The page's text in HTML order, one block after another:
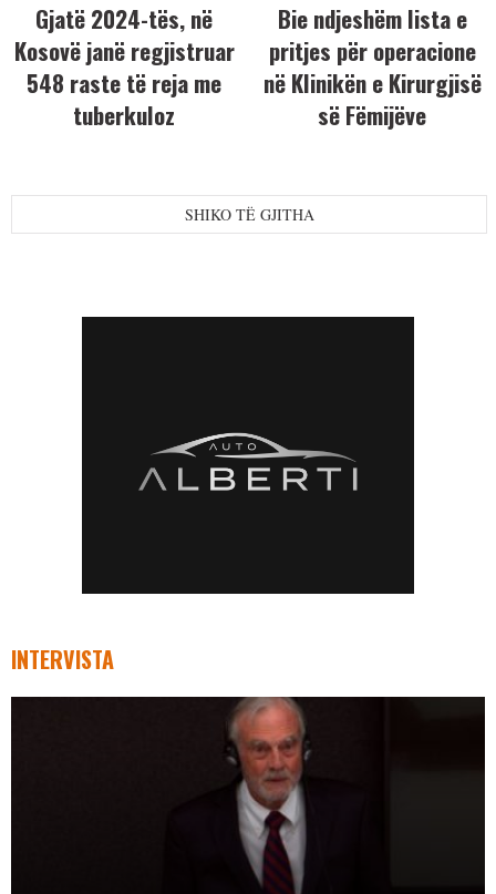
Gjatë 2024-tës, në
Kosovë janë regjistruar
548 raste të reja me
tuberkuloz
Bie ndjeshëm lista e
pritjes për operacione
në Klinikën e Kirurgjisë
së Fëmijëve
SHIKO TË GJITHA
INTERVISTA